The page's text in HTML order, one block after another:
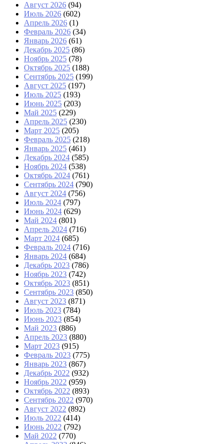
Август 2026 (94)
Июль 2026 (602)
Апрель 2026 (1)
Февраль 2026 (34)
Январь 2026 (61)
Декабрь 2025 (86)
Ноябрь 2025 (78)
Октябрь 2025 (188)
Сентябрь 2025 (199)
Август 2025 (197)
Июль 2025 (193)
Июнь 2025 (203)
Май 2025 (229)
Апрель 2025 (230)
Март 2025 (205)
Февраль 2025 (218)
Январь 2025 (461)
Декабрь 2024 (585)
Ноябрь 2024 (538)
Октябрь 2024 (761)
Сентябрь 2024 (790)
Август 2024 (756)
Июль 2024 (797)
Июнь 2024 (629)
Май 2024 (801)
Апрель 2024 (716)
Март 2024 (685)
Февраль 2024 (716)
Январь 2024 (684)
Декабрь 2023 (786)
Ноябрь 2023 (742)
Октябрь 2023 (851)
Сентябрь 2023 (850)
Август 2023 (871)
Июль 2023 (784)
Июнь 2023 (854)
Май 2023 (886)
Апрель 2023 (880)
Март 2023 (915)
Февраль 2023 (775)
Январь 2023 (867)
Декабрь 2022 (932)
Ноябрь 2022 (959)
Октябрь 2022 (893)
Сентябрь 2022 (970)
Август 2022 (892)
Июль 2022 (414)
Июнь 2022 (792)
Май 2022 (770)